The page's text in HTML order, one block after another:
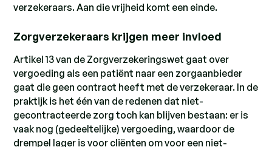
verzekeraars. Aan die vrijheid komt een einde.
Zorgverzekeraars krijgen meer invloed
Artikel 13 van de Zorgverzekeringswet gaat over
vergoeding als een patiënt naar een zorgaanbieder
gaat die geen contract heeft met de verzekeraar. In de
praktijk is het één van de redenen dat niet-
gecontracteerde zorg toch kan blijven bestaan: er is
vaak nog (gedeeltelijke) vergoeding, waardoor de
drempel lager is voor cliënten om voor een niet-